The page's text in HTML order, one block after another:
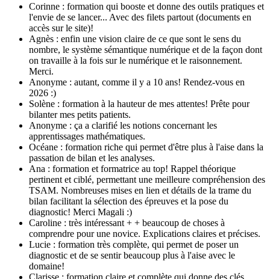
Corinne : formation qui booste et donne des outils pratiques et
l'envie de se lancer... Avec des filets partout (documents en
accès sur le site)!
Agnès : enfin une vision claire de ce que sont le sens du
nombre, le système sémantique numérique et de la façon dont
on travaille à la fois sur le numérique et le raisonnement.
Merci.
Anonyme : autant, comme il y a 10 ans! Rendez-vous en
2026 :)
Solène : formation à la hauteur de mes attentes! Prête pour
bilanter mes petits patients.
Anonyme : ça a clarifié les notions concernant les
apprentissages mathématiques.
Océane : formation riche qui permet d'être plus à l'aise dans la
passation de bilan et les analyses.
Ana : formation et formatrice au top! Rappel théorique
pertinent et ciblé, permettant une meilleure compréhension des
TSAM. Nombreuses mises en lien et détails de la trame du
bilan facilitant la sélection des épreuves et la pose du
diagnostic! Merci Magali :)
Caroline : très intéressant + + beaucoup de choses à
comprendre pour une novice. Explications claires et précises.
Lucie : formation très complète, qui permet de poser un
diagnostic et de se sentir beaucoup plus à l'aise avec le
domaine!
Clarisse : formation claire et complète qui donne des clés